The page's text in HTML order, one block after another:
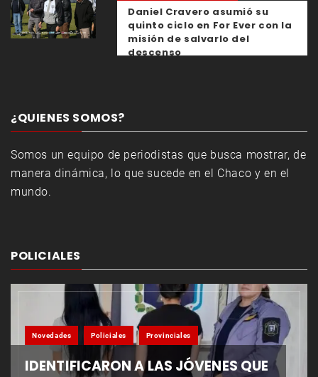
Daniel Cravero asumió su
quinto ciclo en For Ever con la
misión de salvarlo del
descenso
¿QUIENES SOMOS?
Somos un equipo de periodistas que busca mostrar, de
manera dinámica, lo que sucede en el Chaco y en el
mundo.
POLICIALES
Novedades Policiales Provinciales
IDENTIFICARON A LAS JÓVENES QUE